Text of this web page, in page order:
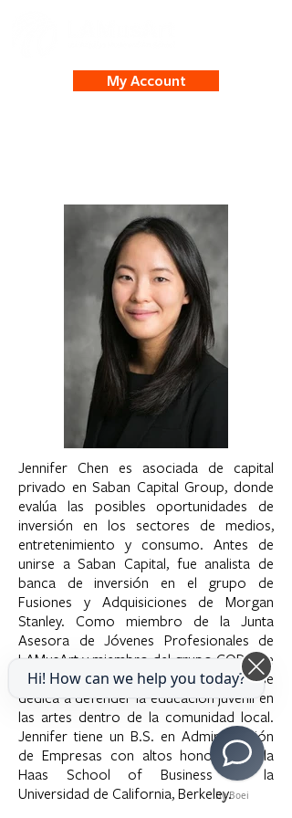
My Account
Jennifer Chen es asociada de capital
privado en Saban Capital Group, donde
evalúa las posibles oportunidades de
inversión en los sectores de medios,
entretenimiento y consumo. Antes de
unirse a Saban Capital, fue analista de
banca de inversión en el grupo de
Fusiones y Adquisiciones de Morgan
Stanley. Como miembro de la Junta
Asesora de Jóvenes Profesionales de
LAMusArt y miembro del grupo CODA de
la Filarmónica de Los Ángeles, Jennifer se
dedica a defender la educación juvenil en
las artes dentro de la comunidad local.
Jennifer tiene un B.S. en Administración
de Empresas con altos honores de la
Haas School of Business de la
Universidad de California, Berkeley.By Boei
Hi! How can we help you today?